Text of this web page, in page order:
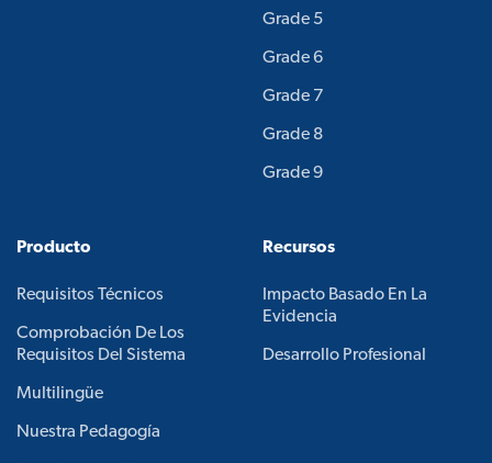
Grade 5
Grade 6
Grade 7
Grade 8
Grade 9
Producto
Requisitos Técnicos
Comprobación De Los
Requisitos Del Sistema
Multilingüe
Nuestra Pedagogía
Recursos
Impacto Basado En La
Evidencia
Desarrollo Profesional